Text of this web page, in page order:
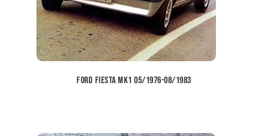
Ford Fiesta MK1 05/1976-08/1983